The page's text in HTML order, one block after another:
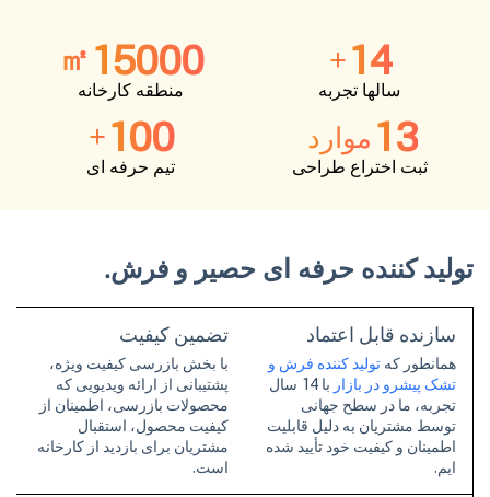
14
+
سالها تجربه
15000
㎡
منطقه کارخانه
13 موارد
ثبت اختراع طراحی
100
+
تیم حرفه ای
تولید کننده حرفه ای حصیر و فرش.
سازنده قابل اعتماد
همانطور که تولید کننده فرش و
تشک پیشرو در بازار
با 14 سال
تجربه، ما در سطح جهانی
توسط مشتریان به دلیل قابلیت
اطمینان و کیفیت خود تأیید شده
ایم.
تضمین کیفیت
با بخش بازرسی کیفیت ویژه،
پشتیبانی از ارائه ویدیویی که
محصولات بازرسی، اطمینان از
کیفیت محصول، استقبال
مشتریان برای بازدید از کارخانه
است.